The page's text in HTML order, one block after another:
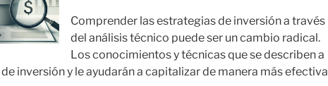
Comprender las estrategias de inversión a través
del análisis técnico puede ser un cambio radical.
Los conocimientos y técnicas que se describen a
inversión y le ayudarán a capitalizar de manera más efectiva